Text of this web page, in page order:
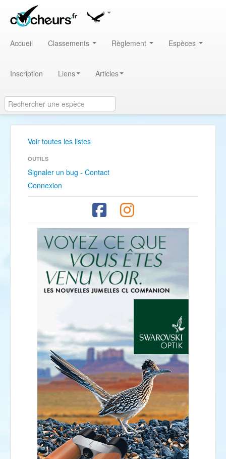
Accueil Classements Règlement Espèces
Inscription Liens Articles
Voir toutes les listes
OUTILS
Signaler un bug - Contact
Connexion